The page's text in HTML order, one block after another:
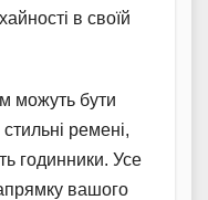
в своїй
можуть бути
ремені,
годинники. Усе
вашого